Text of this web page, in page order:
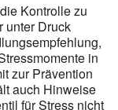
Kontrolle zu
unter Druck
in
zur Prävention
auch Hinweise
für Stress nicht